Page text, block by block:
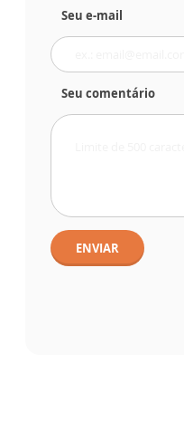
Seu e-mail
Seu comentário
ENVIAR